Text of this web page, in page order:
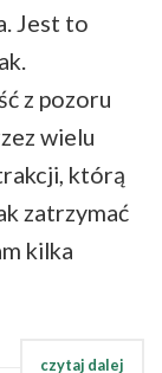
Jest to
z pozoru
wielu
którą
zatrzymać
kilka